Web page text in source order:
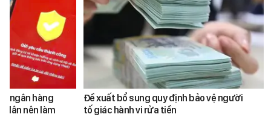
ngân hàng
dân nên làm
Đề xuất bổ sung quy định bảo vệ người
tố giác hành vi rửa tiền